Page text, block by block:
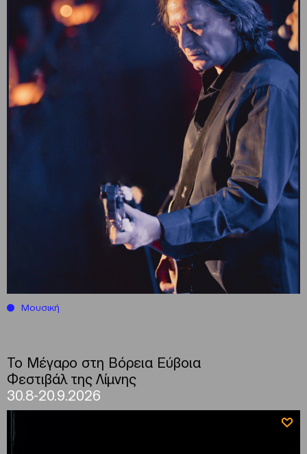
Μουσική
Το Μέγαρο στη Βόρεια Εύβοια
Φεστιβάλ της Λίμνης
30.8-20.9.2026